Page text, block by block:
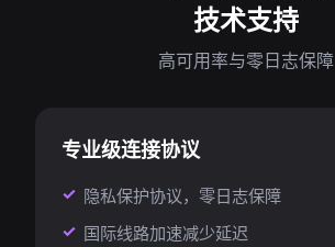
技术支持
高可用率与零日志保障
专业级连接协议
隐私保护协议，零日志保障
国际线路加速减少延迟